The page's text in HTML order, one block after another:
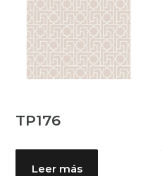
TP176
Leer más